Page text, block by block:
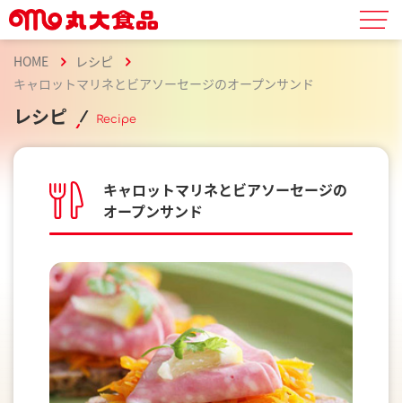
HOME
レシピ
キャロットマリネとビアソーセージのオープンサンド
レシピ Recipe
キャロットマリネとビアソーセージの
オープンサンド